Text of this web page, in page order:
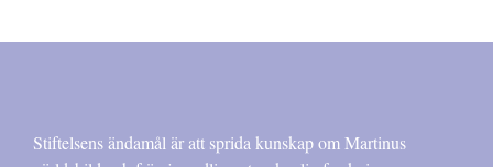
Stiftelsens ändamål är att sprida kunskap om Martinus